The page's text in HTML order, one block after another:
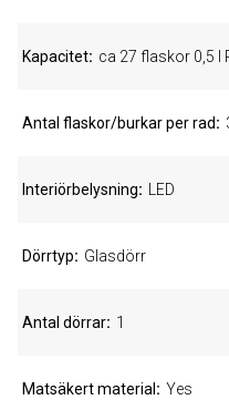
Kapacitet ca 27 flaskor 0,5 l
Antal flaskor/burkar per rad
Interiörbelysning LED
Dörrtyp Glasdörr
Antal dörrar 1
Matsäkert material Yes